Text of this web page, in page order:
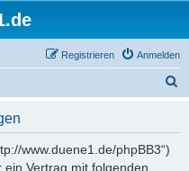
Anmelden
Registrieren
www.duene1.de/phpBB3“)
Vertrag mit folgenden